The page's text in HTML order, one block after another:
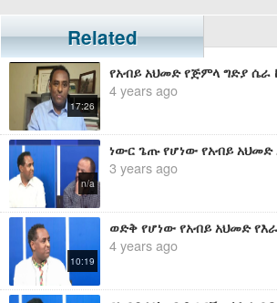
For inquiry or additional information, visit
Mereja presents Ethiopian news, Ethiopian music,
entertainment
Related
17:26
4 years ago
n/a
3 years ago
10:19
4 years ago